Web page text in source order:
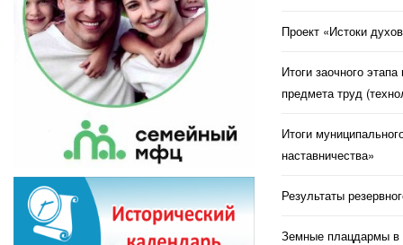
Проект «Истоки
Итоги заочного
предмета труд
Итоги
наставничества»
Результаты
Земные плацдармы в